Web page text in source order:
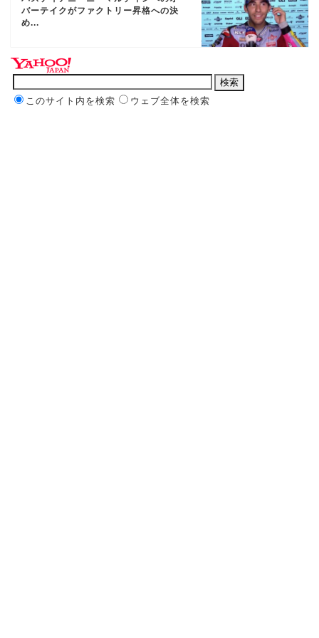
バーテイクがファクトリー昇格への決
め...
このサイト内を検索 ウェブ全体を検索